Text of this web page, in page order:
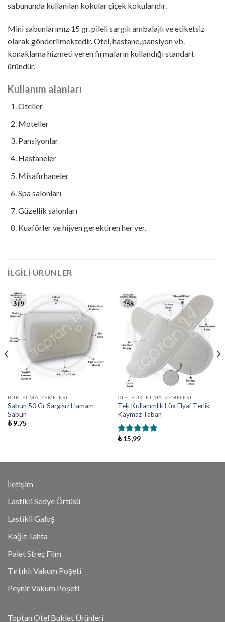
sabununda kullanılan kokular çiçek kokularıdır.
Mini sabunlarımız 15 gr. pileli sargılı ambalajlı ve etiketsiz
olarak gönderilmektedir. Otel, hastane, pansiyon vb.
konaklama hizmeti veren firmaların kullandığı standart
üründür.
Kullanım alanları
Oteller
Moteller
Pansiyonlar
Hastaneler
Misafirhaneler
Spa salonları
Güzellik salonları
Kuaförler ve hijyen gerektiren her yer.
İLGILI ÜRÜNLER
BUKLET MALZEMELERI
Sabun 50 Gr Sargısız Hamam
Sabun
₺9,75
OTEL BUKLET MALZEMELERI
Tek Kullanımlık Lüx Elyaf Terlik –
Kaymaz Taban
5 üzerinden
₺15,99
İletişim
Lastikli Sedye Örtüsü
Lastikli Galoş
Kağıt Tahta
Palet Streç Film
Tırtıklı Vakum Poşeti
Peynir Vakum Poşeti
Toptan Otel Buklet Ürünleri